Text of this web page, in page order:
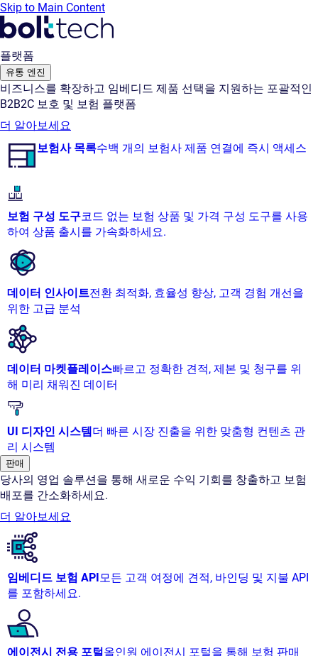
Skip to Main Content
플랫폼
유통 엔진
비즈니스를 확장하고 임베디드 제품 선택을 지원하는 포괄적인
B2B2C 보호 및 보험 플랫폼
더 알아보세요
보험사 목록수백 개의 보험사 제품 연결에 즉시 액세스
보험 구성 도구코드 없는 보험 상품 및 가격 구성 도구를 사용
하여 상품 출시를 가속화하세요.
데이터 인사이트전환 최적화, 효율성 향상, 고객 경험 개선을
위한 고급 분석
데이터 마켓플레이스빠르고 정확한 견적, 제본 및 청구를 위
해 미리 채워진 데이터
UI 디자인 시스템더 빠른 시장 진출을 위한 맞춤형 컨텐츠 관
리 시스템
판매
당사의 영업 솔루션을 통해 새로운 수익 기회를 창출하고 보험
배포를 간소화하세요.
더 알아보세요
임베디드 보험 API모든 고객 여정에 견적, 바인딩 및 지불 API
를 포함하세요.
에이전시 전용 포털올인원 에이전시 포털을 통해 보험 판매